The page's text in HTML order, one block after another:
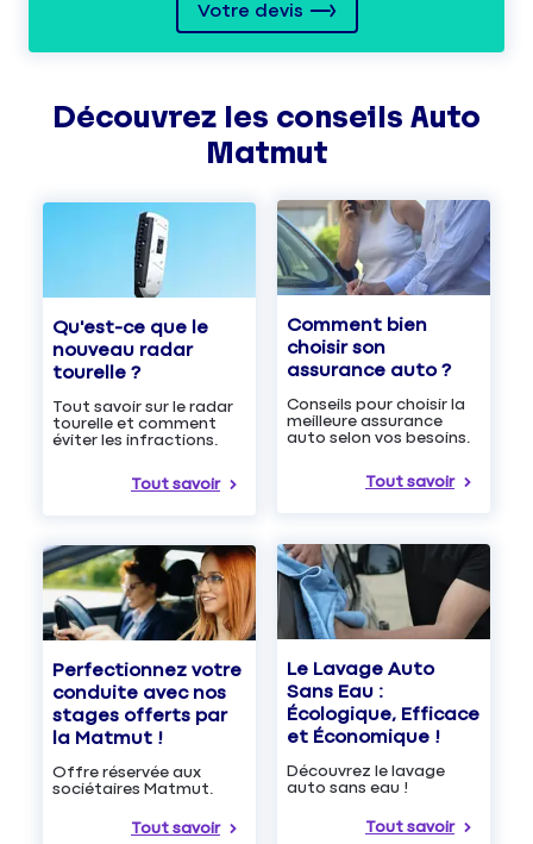
Votre devis
Découvrez les conseils Auto
Matmut
Qu'est-ce que le
nouveau radar
tourelle ?
Tout savoir sur le radar
tourelle et comment
éviter les infractions.
Tout savoir
Comment bien
choisir son
assurance auto ?
Conseils pour choisir la
meilleure assurance
auto selon vos besoins.
Tout savoir
Perfectionnez votre
conduite avec nos
stages offerts par
la Matmut !
Offre réservée aux
sociétaires Matmut.
Tout savoir
Le Lavage Auto
Sans Eau :
Écologique, Efficace
et Économique !
Découvrez le lavage
auto sans eau !
Tout savoir